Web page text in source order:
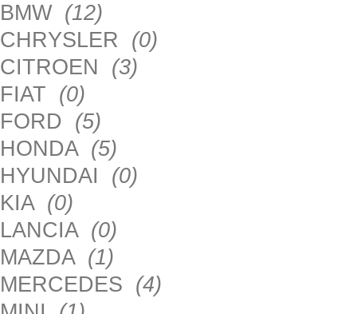
BMW (12)
CHRYSLER (0)
CITROEN (3)
FIAT (0)
FORD (5)
HONDA (5)
HYUNDAI (0)
KIA (0)
LANCIA (0)
MAZDA (1)
MERCEDES (4)